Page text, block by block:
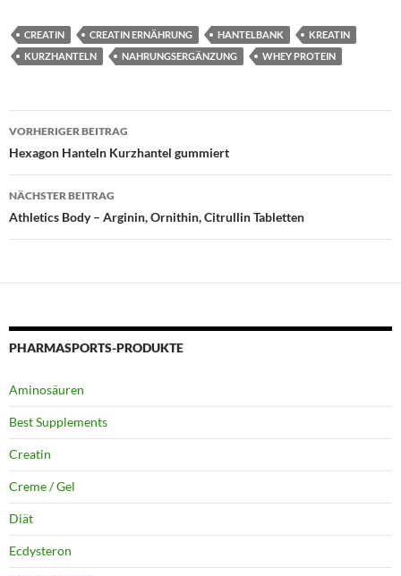
CREATIN CREATIN ERNÄHRUNG HANTELBANK
KREATIN
KURZHANTELN
NAHRUNGSERGÄNZUNG WHEY PROTEIN
Beitragsnavigation
VORHERIGER BEITRAG
Hexagon Hanteln Kurzhantel gummiert
NÄCHSTER BEITRAG
Athletics Body – Arginin, Ornithin, Citrullin Tabletten
PHARMASPORTS-PRODUKTE
Aminosäuren
Best Supplements
Creatin
Creme / Gel
Diät
Ecdysteron